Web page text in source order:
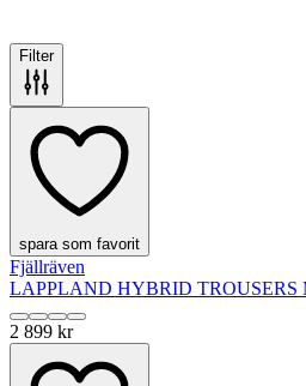
Filter
spara som favorit
Fjällräven
LAPPLAND HYBRID TROUSERS
2 899 kr